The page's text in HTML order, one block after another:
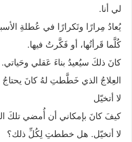
لي أنا.
يُعادُ مِرارًا وتَكرارًا في عُطلةِ
كُلَّما قَرأتُها، أو فَكَّرتُ فيها.
كانَ ذلكَ سيُعيدُ بناءَ عَقلي وحَياتي.
العِلاجُ الذي خَطَّطتِ لهُ كانَ
لا أتخيّل
كيفَ كانَ بإمكاني أن أُمضي تلكَ
لا أتخيّل. هل خططتِ لِكُلِّ ذلك؟